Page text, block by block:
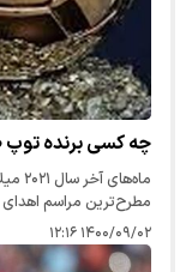
چه کسی برنده
مطرح‌ترین مراسم‌
حال فیفا به تازگی
۱۴۰۰/۰۹/۰۲ ۱۲:۱۶